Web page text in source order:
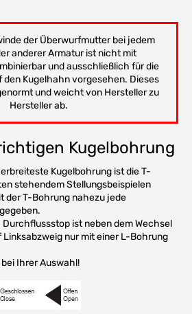
der Überwurfmutter bei jedem
anderer Armatur ist nicht mit
und ausschließlich für die
Kugelhahn vorgesehen. Dieses
und weicht von Hersteller zu
Hersteller ab.
Kugelbohrung
Kugelbohrung ist die T-
stehendem Stellungsbeispielen
der T-Bohrung nahezu jede
ist neben dem Wechsel
nur mit einer L-Bohrung
Ihrer Auswahl!